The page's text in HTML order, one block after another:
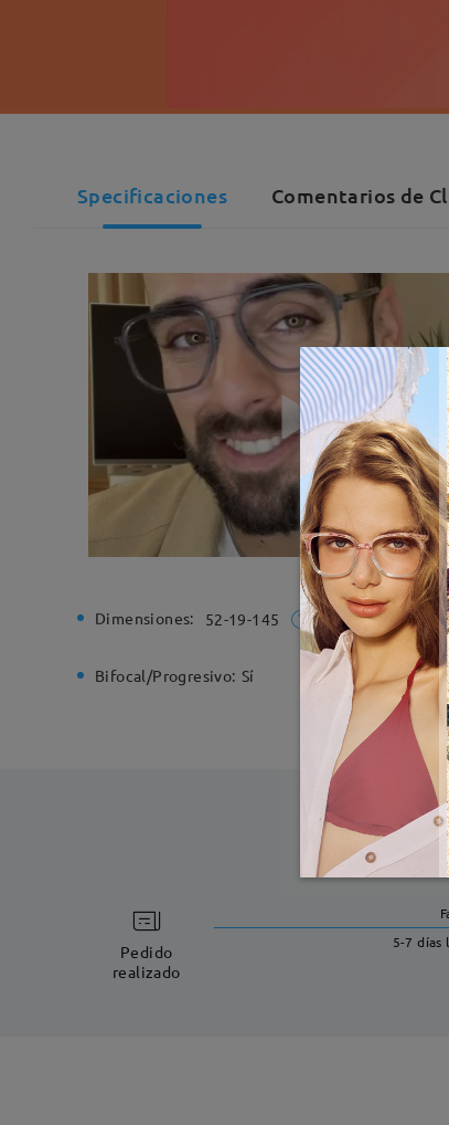
Specificaciones Comentarios de
Dimensiones: 52-19-145
Bifocal/Progresivo: Sí
Pedido
realizado
5-7 días